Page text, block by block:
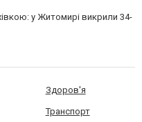
у Житомирі викрили 34-
Здоров'я
Транспорт